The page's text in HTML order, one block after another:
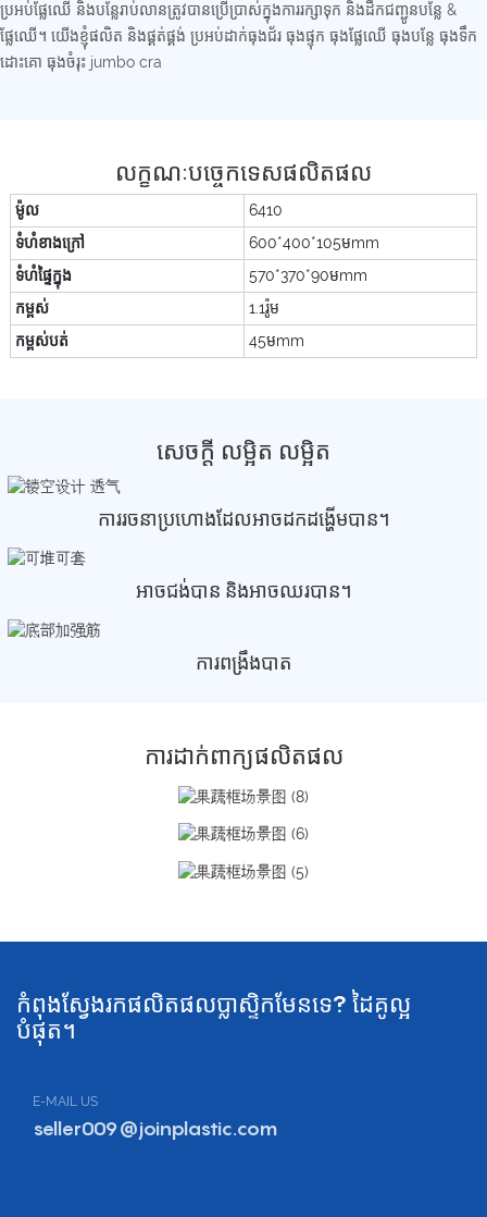
ប្រអប់ផ្លែឈើ និងបន្លែរាប់លានត្រូវបានប្រើប្រាស់ក្នុងការរក្សាទុក និងដឹកជញ្ជូនបន្លែ &
ផ្លែឈើ។ យើងខ្ញុំផលិត និងផ្គត់ផ្គង់ ប្រអប់ដាក់ធុងជ័រ ធុងផ្ទុក ធុងផ្លែឈើ ធុងបន្លែ ធុងទឹក
ដោះគោ ធុងចំរុះ jumbo cra
លក្ខណៈបច្ចេកទេសផលិតផល
ម៉ូល
6410
ទំហំខាងក្រៅ
600*400*105មmm
ទំហំផ្ទៃក្នុង
570*370*90មmm
កម្ពស់
1.1រ៉ូម
កម្ពស់បត់
45មmm
សេចក្ដី លម្អិត លម្អិត
ការរចនាប្រហោងដែលអាចដកដង្ហើមបាន។
អាចជង់បាន និងអាចឈរបាន។
ការពង្រឹងបាត
ការដាក់ពាក្យផលិតផល
កំពុងស្វែងរកផលិតផលប្លាស្ទិកមែនទេ? ដៃគូល្អ
បំផុត។
E-MAIL US
seller009@joinplastic.com